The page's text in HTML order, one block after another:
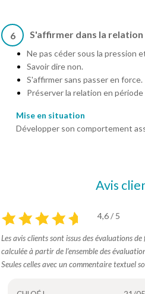
6 S'affirmer dans la
Ne pas céder sous la pression
Savoir dire non.
S'affirmer sans passer en force.
Préserver la relation en
Mise en situation
Développer son comportement
Avis
4,6 / 5
Les avis clients sont issus des évaluations
calculée à partir de l’ensemble des
Seules celles avec un commentaire textuel